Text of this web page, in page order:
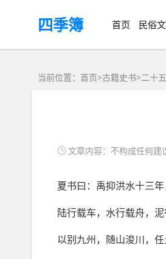
四季簿 首页 民俗
当前位置：首页>古籍史书>二十
文章内容：不构成任何建
夏书曰：禹抑洪水十三年
陆行载车，水行载舟，泥
以别九州，随山浚川，任